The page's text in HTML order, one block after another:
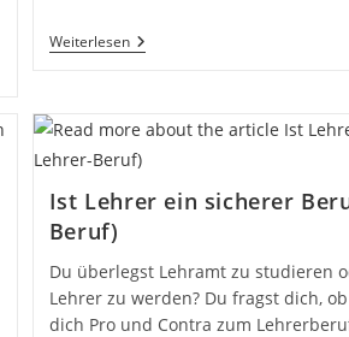
Weiterlesen
Ist Lehrer ein sicherer
Beruf)
Du überlegst Lehramt zu studieren
Lehrer zu werden? Du fragst dich,
dich Pro und Contra zum